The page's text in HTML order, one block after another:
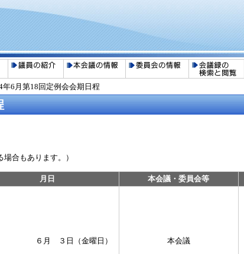
年6月第18回定例会会期日程
合もあります。）
月日 本会議・委員会等
６月 ３日（金曜日） 本会議